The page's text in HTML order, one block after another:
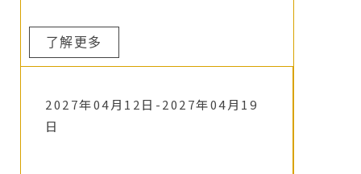
了解更多
2027年04月12日-2027年04月19
日